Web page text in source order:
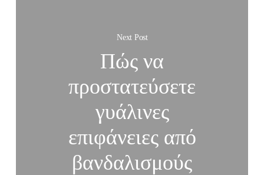
Next Post
Πώς να
προστατεύσετε
γυάλινες
επιφάνειες από
βανδαλισμούς